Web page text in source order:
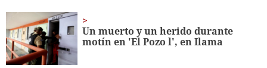
Un muerto y un herido durante
motín en 'El Pozo l', en Ilama